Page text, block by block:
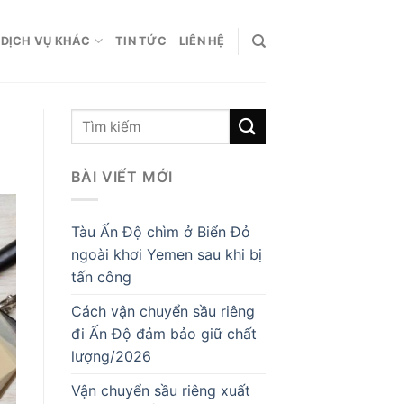
DỊCH VỤ KHÁC TIN TỨC LIÊN HỆ
BÀI VIẾT MỚI
Tàu Ấn Độ chìm ở Biển Đỏ
ngoài khơi Yemen sau khi bị
tấn công
Cách vận chuyển sầu riêng
đi Ấn Độ đảm bảo giữ chất
lượng/2026
Vận chuyển sầu riêng xuất